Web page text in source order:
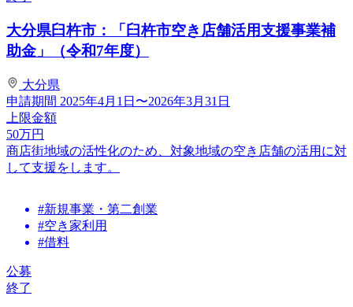
大分県臼杵市：「臼杵市空き店舗活用支援事業補
助金」（令和7年度）
大分県
申請期間 2025年4月1日〜2026年3月31日
上限金額
50万円
商店街地域の活性化のため、対象地域の空き店舗の活用に対
して支援をします。
#新規事業・第二創業
#空き家利用
#借料
公募
終了